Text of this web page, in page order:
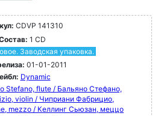
CDVP 141310
1 CD
Заводская упаковка.
01-01-2011
Dynamic
Stefano, flute / Бальяно Стефано,
violin / Чиприани Фабрицио,
mezzo / Келлинг Сьюзан, меццо